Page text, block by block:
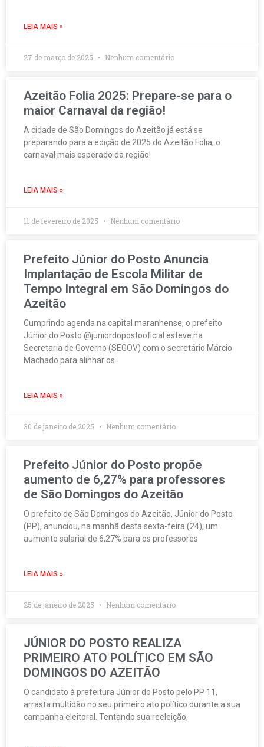
LEIA MAIS »
27 de março de 2025 Nenhum comentário
Azeitão Folia 2025: Prepare-se para o
maior Carnaval da região!
A cidade de São Domingos do Azeitão já está se
preparando para a edição de 2025 do Azeitão Folia, o
carnaval mais esperado da região!
LEIA MAIS »
11 de fevereiro de 2025 Nenhum comentário
Prefeito Júnior do Posto Anuncia
Implantação de Escola Militar de
Tempo Integral em São Domingos do
Azeitão
Cumprindo agenda na capital maranhense, o prefeito
Júnior do Posto @juniordopostooficial esteve na
Secretaria de Governo (SEGOV) com o secretário Márcio
Machado para alinhar os
LEIA MAIS »
30 de janeiro de 2025 Nenhum comentário
Prefeito Júnior do Posto propõe
aumento de 6,27% para professores
de São Domingos do Azeitão
O prefeito de São Domingos do Azeitão, Júnior do Posto
(PP), anunciou, na manhã desta sexta-feira (24), um
aumento salarial de 6,27% para os professores
LEIA MAIS »
25 de janeiro de 2025 Nenhum comentário
JÚNIOR DO POSTO REALIZA
PRIMEIRO ATO POLÍTICO EM SÃO
DOMINGOS DO AZEITÃO
O candidato à prefeitura Júnior do Posto pelo PP 11,
arrasta multidão no seu primeiro ato político durante a sua
campanha eleitoral. Tentando sua reeleição,